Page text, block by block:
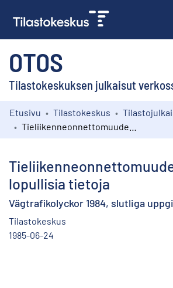
OTOS
Tilastokeskuksen julkaisut
Kokoelmat
Etusivu Tilastokeskus
lopullisia tietoja
Vägtrafikolyckor 1984, slutliga
Tilastokeskus
1985-06-24